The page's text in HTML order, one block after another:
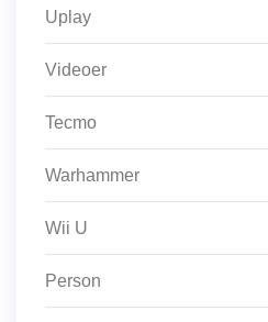
Uplay
Videoer
Tecmo
Warhammer
Wii U
Person